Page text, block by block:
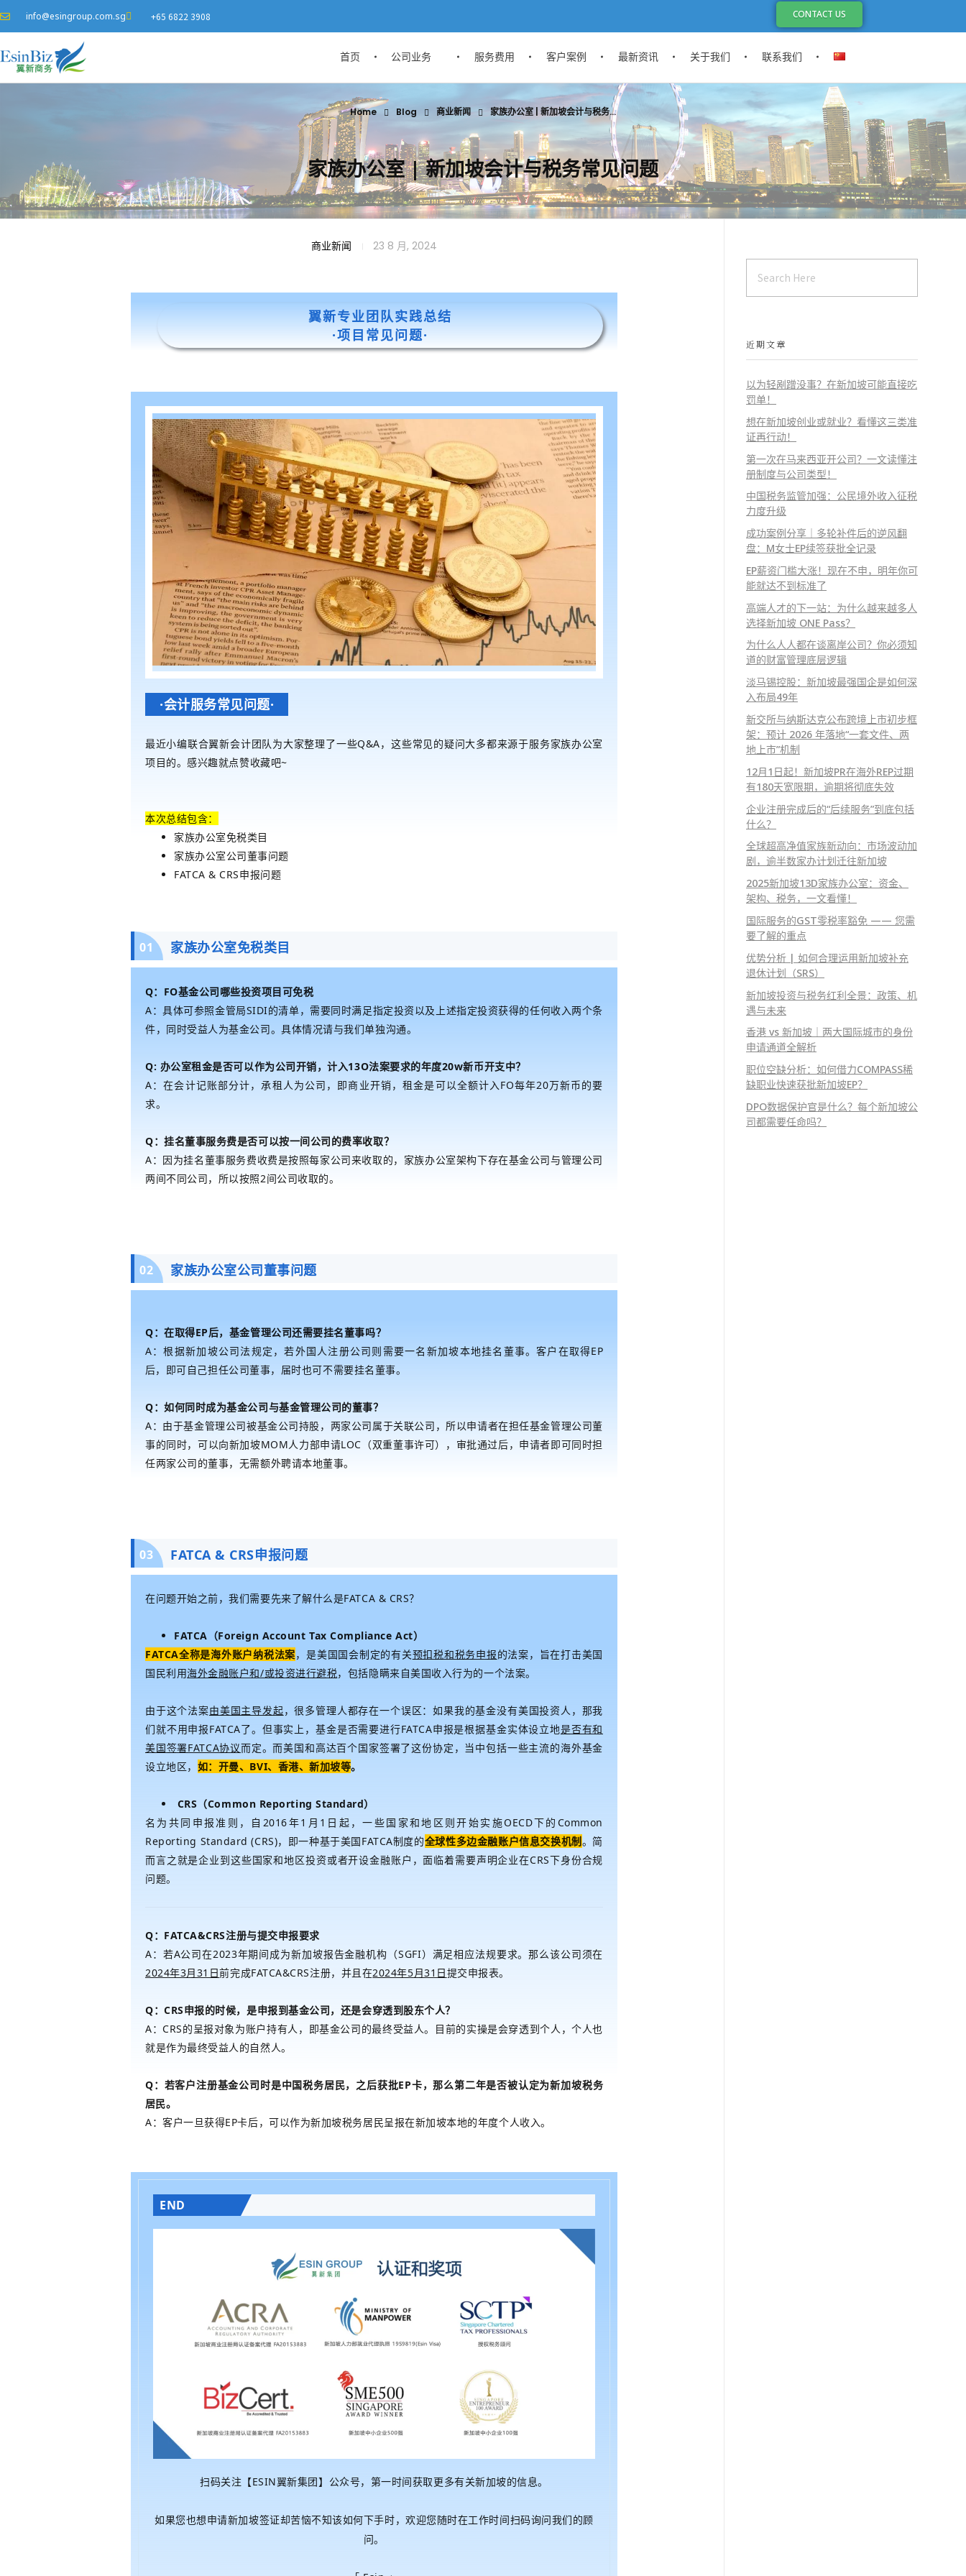
info@esingroup.com.sg +65 6822 3908 CONTACT US
首页 公司业务 服务费用 客户案例 最新资讯 关于我们 联系我们
Home Blog 商业新闻 家族办公室 | 新加坡会计与税务...
家族办公室 | 新加坡会计与税务常见问题
族
办
公
室
|
新
加
坡
会
计
税
常
见
问
题
23 8 月, 2024
商业新闻
翼新专业团队实践总结
·项目常见问题·
·会计服务常见问题·
最近小编联合翼新会计团队为大家整理了一些Q&A，这些常见的疑问大多都来源于服务家族办公室
项目的。感兴趣就点赞收藏吧~
本次总结包含：
家族办公室免税类目
家族办公室公司董事问题
FATCA & CRS申报问题
01 家族办公室免税类目
Q：FO基金公司哪些投资项目可免税
A：具体可参照金管局SIDI的清单，需要同时满足指定投资以及上述指定投资获得的任何收入两个条
件，同时受益人为基金公司。具体情况请与我们单独沟通。
Q: 办公室租金是否可以作为公司开销，计入13O法案要求的年度20w新币开支中？
A：在会计记账部分计，承租人为公司，即商业开销，租金是可以全额计入FO每年20万新币的要
求。
Q：挂名董事服务费是否可以按一间公司的费率收取？
A：因为挂名董事服务费收费是按照每家公司来收取的，家族办公室架构下存在基金公司与管理公司
两间不同公司，所以按照2间公司收取的。
02 家族办公室公司董事问题
Q：在取得EP后，基金管理公司还需要挂名董事吗？
A：根据新加坡公司法规定，若外国人注册公司则需要一名新加坡本地挂名董事。客户在取得EP
后，即可自己担任公司董事，届时也可不需要挂名董事。
Q：如何同时成为基金公司与基金管理公司的董事？
A：由于基金管理公司被基金公司持股，两家公司属于关联公司，所以申请者在担任基金管理公司董
事的同时，可以向新加坡MOM人力部申请LOC（双重董事许可），审批通过后，申请者即可同时担
任两家公司的董事，无需额外聘请本地董事。
03 FATCA & CRS申报问题
在问题开始之前，我们需要先来了解什么是FATCA & CRS？
FATCA（Foreign Account Tax Compliance Act）
FATCA全称是海外账户纳税法案，是美国国会制定的有关预扣税和税务申报的法案，旨在打击美国
国民利用海外金融账户和/或投资进行避税，包括隐瞒来自美国收入行为的一个法案。
由于这个法案由美国主导发起，很多管理人都存在一个误区：如果我的基金没有美国投资人，那我
们就不用申报FATCA了。但事实上，基金是否需要进行FATCA申报是根据基金实体设立地是否有和
美国签署FATCA协议而定。而美国和高达百个国家签署了这份协定，当中包括一些主流的海外基金
设立地区， 如：开曼、BVI、香港、新加坡等。
CRS（Common Reporting Standard）
名为共同申报准则，自2016年1月1日起，一些国家和地区则开始实施OECD下的Common
Reporting Standard (CRS)，即一种基于美国FATCA制度的全球性多边金融账户信息交换机制。简
而言之就是企业到这些国家和地区投资或者开设金融账户，面临着需要声明企业在CRS下身份合规
问题。
Q：FATCA&CRS注册与提交申报要求
A：若A公司在2023年期间成为新加坡报告金融机构（SGFI） 满足相应法规要求。那么该公司须在
2024年3月31日前完成FATCA&CRS注册，并且在2024年5月31日提交申报表。
Q：CRS申报的时候，是申报到基金公司，还是会穿透到股东个人？
A：CRS的呈报对象为账户持有人，即基金公司的最终受益人。目前的实操是会穿透到个人，个人也
就是作为最终受益人的自然人。
Q：若客户注册基金公司时是中国税务居民，之后获批EP卡，那么第二年是否被认定为新加坡税务
居民。
A：客户一旦获得EP卡后，可以作为新加坡税务居民呈报在新加坡本地的年度个人收入。
END
扫码关注【ESIN翼新集团】公众号，第一时间获取更多有关新加坡的信息。
如果您也想申请新加坡签证却苦恼不知该如何下手时，欢迎您随时在工作时间扫码询问我们的顾
问。
近期文章
以为轻剐蹭没事？在新加坡可能直接吃
罚单！
想在新加坡创业或就业？看懂这三类准
证再行动！
第一次在马来西亚开公司？一文读懂注
册制度与公司类型！
中国税务监管加强：公民境外收入征税
力度升级
成功案例分享｜多轮补件后的逆风翻
盘：M女士EP续签获批全记录
EP薪资门槛大涨！现在不申，明年你可
能就达不到标准了
高端人才的下一站：为什么越来越多人
选择新加坡 ONE Pass？
为什么人人都在谈离岸公司？你必须知
道的财富管理底层逻辑
淡马锡控股：新加坡最强国企是如何深
入布局49年
新交所与纳斯达克公布跨境上市初步框
架：预计 2026 年落地“一套文件、两
地上市”机制
12月1日起！新加坡PR在海外REP过期
有180天宽限期，逾期将彻底失效
企业注册完成后的“后续服务”到底包括
什么？
全球超高净值家族新动向：市场波动加
剧，逾半数家办计划迁往新加坡
2025新加坡13D家族办公室：资金、
架构、税务，一文看懂！
国际服务的GST零税率豁免 —— 您需
要了解的重点
优势分析 | 如何合理运用新加坡补充
退休计划（SRS）
新加坡投资与税务红利全景：政策、机
遇与未来
香港 vs 新加坡｜两大国际城市的身份
申请通道全解析
职位空缺分析：如何借力COMPASS稀
缺职业快速获批新加坡EP？
DPO数据保护官是什么？每个新加坡公
司都需要任命吗？